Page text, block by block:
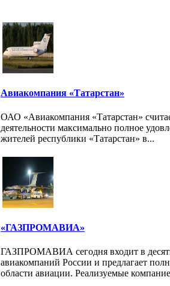
Авиакомпания «Татарстан»
ОАО «Авиакомпания «Татарстан»
деятельности максимально полное
жителей республики «Татарстан» в...
«ГАЗПРОМАВИА»
ГАЗПРОМАВИА сегодня входит в
авиакомпаний России и предлагает
области авиации. Реализуемые